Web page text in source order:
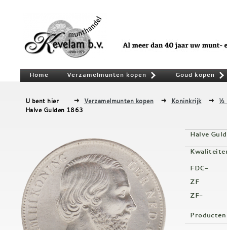
Home Verzamelmunten kopen Goud kopen
U bent hier Verzamelmunten kopen Koninkrijk
½
Halve Gulden 1863
Halve
FDC-
ZF
ZF-